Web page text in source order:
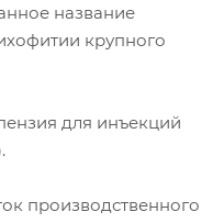
название
крупного
для инъекций
производственного